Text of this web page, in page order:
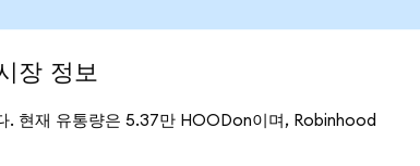
정보
현재 유통량은 5.37만 HOODon이며, Robinhood